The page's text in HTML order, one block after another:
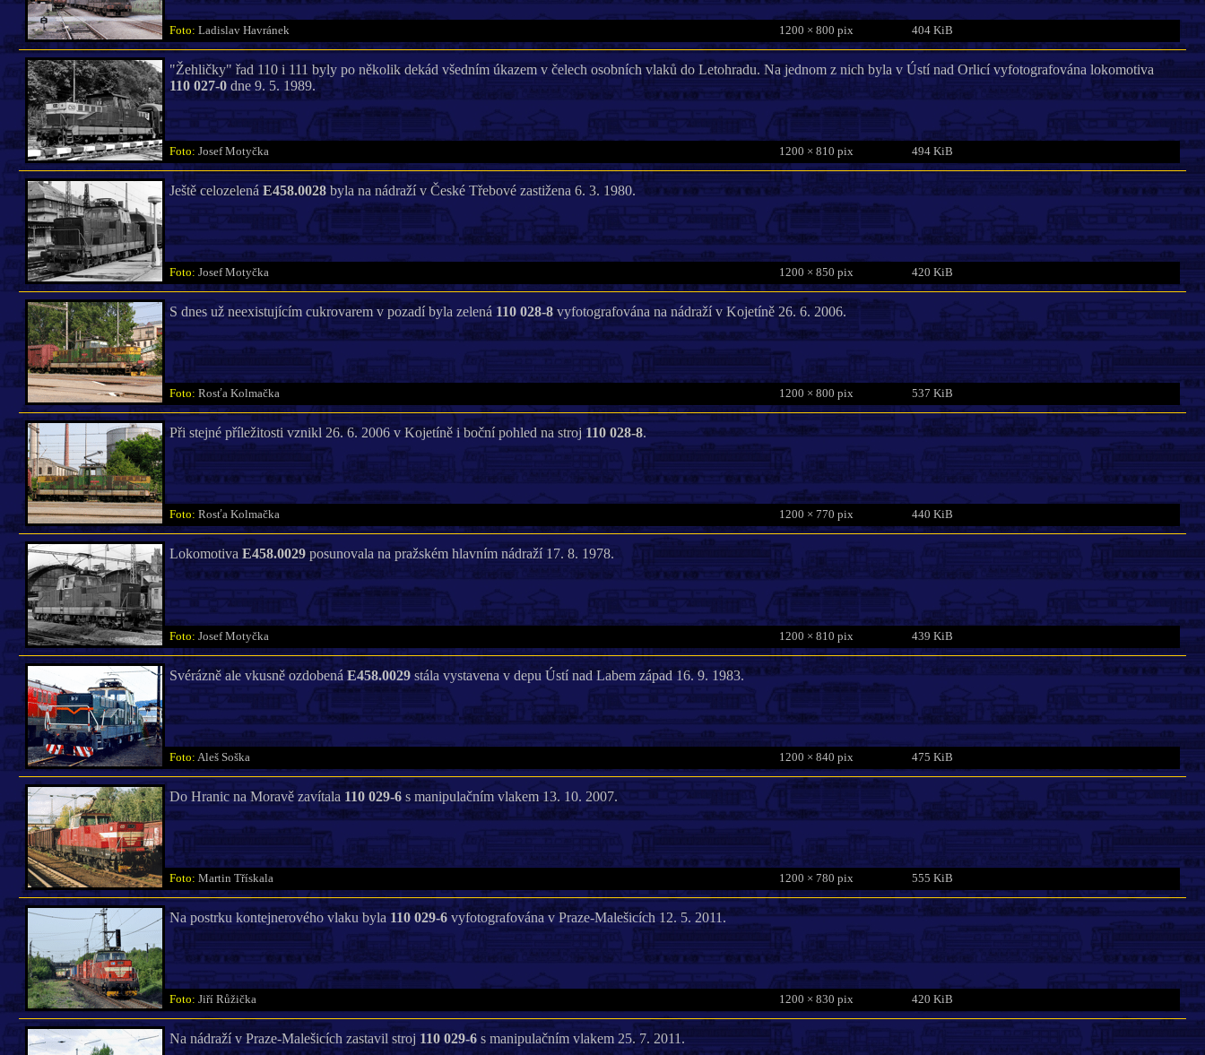
Foto: Ladislav Havránek 1200 × 800 pix 404 KiB
"Žehličky" řad 110 i 111 byly po několik dekád všedním úkazem v čelech osobních vlaků do Letohradu. Na jednom z nich byla v Ústí nad Orlicí vyfotografována lokomotiva
110 027-0 dne 9. 5. 1989.
Foto: Josef Motyčka 1200 × 810 pix 494 KiB
Ještě celozelenáE458.0028 byla na nádraží v České Třebové zastižena 6. 3. 1980.
Foto: Josef Motyčka 1200 × 850 pix 420 KiB
S dnes už neexistujícím cukrovarem v pozadí byla zelená 110 028-8 vyfotografována na nádraží v Kojetíně 26. 6. 2006.
Foto: Rosťa Kolmačka 1200 × 800 pix 537 KiB
Při stejné příležitosti vznikl 26. 6. 2006 v Kojetíně i boční pohled na stroj 110 028-8.
Foto: Rosťa Kolmačka 1200 × 770 pix 440 KiB
Lokomotiva E458.0029posunovala na pražském hlavním nádraží 17. 8. 1978.
Foto: Josef Motyčka 1200 × 810 pix 439 KiB
Svérázně ale vkusně ozdobenáE458.0029stála vystavena v depu Ústí nad Labem západ 16. 9. 1983.
Foto: Aleš Soška 1200 × 840 pix 475 KiB
Do Hranic na Moravě zavítala 110 029-6 s manipulačním vlakem 13. 10. 2007.
Foto: Martin Třískala 1200 × 780 pix 555 KiB
Na postrku kontejnerového vlaku byla110 029-6vyfotografována v Praze-Malešicích 12. 5. 2011.
Foto: Jiří Růžička 1200 × 830 pix 420 KiB
Na nádraží v Praze-Malešicích zastavil stroj 110 029-6 s manipulačním vlakem 25. 7. 2011.